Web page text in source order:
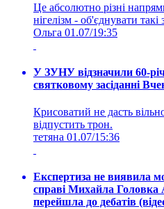
Це абсолютно різні
нігелізм - об'єднувати
Ольга 01.07/19:35
У ЗУНУ відзначили 60-
святковому засіданні
Крисоватий не дасть
відпустить трон.
тетяна 01.07/15:36
Експертиза не виявила
справі Михайла
перейшла до дебатів